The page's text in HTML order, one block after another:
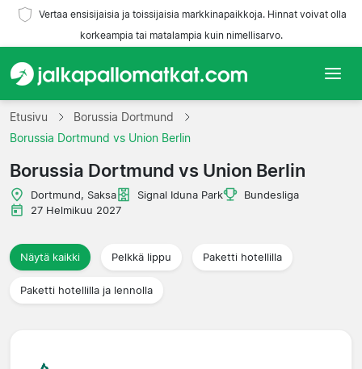
Vertaa ensisijaisia ja toissijaisia markkinapaikkoja. Hinnat voivat olla
korkeampia tai matalampia kuin nimellisarvo.
Etusivu
Liigat
Etusivu
Borussia Dortmund
Borussia Dortmund vs Union Berlin
Borussia Dortmund vs Union Berlin
Dortmund, Saksa Signal Iduna Park
Bundesliga
27 Helmikuu 2027
Näytä kaikki Pelkkä lippu Paketti hotellilla
Paketti hotellilla ja lennolla